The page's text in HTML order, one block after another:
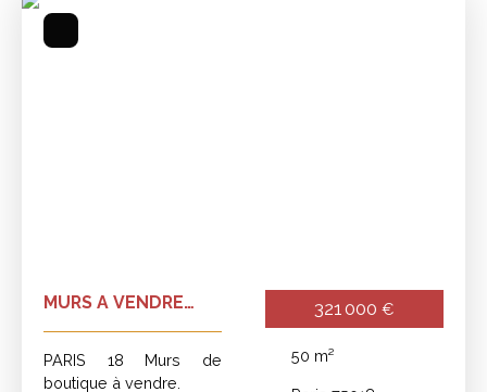
MURS A VENDRE
PARIS 18
PARIS 18 Murs de
boutique à vendre.
321 000 €
50 m²